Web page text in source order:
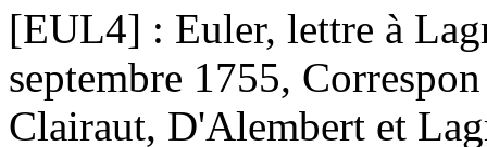
[EUL4] : Euler, lettre à
septembre 1755,
Clairaut, D'Alembert et